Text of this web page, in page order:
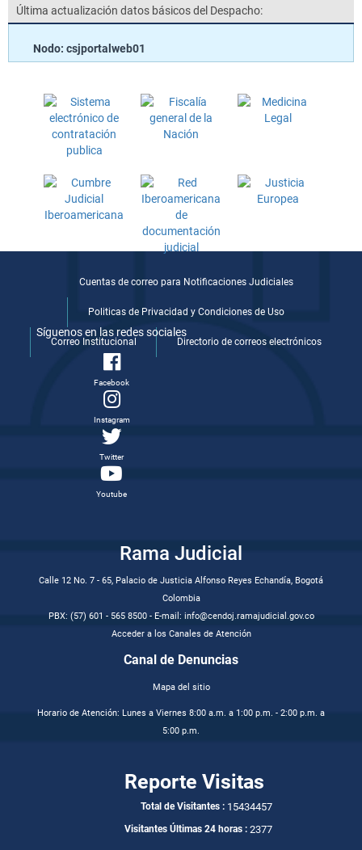
Última actualización datos básicos del Despacho:
Nodo: csjportalweb01
Cuentas de correo para Notificaciones Judiciales
Politicas de Privacidad y Condiciones de Uso
Correo Institucional Directorio de correos electrónicos
Síguenos en las redes sociales
Facebook
Instagram
Twitter
Youtube
Rama Judicial
Calle 12 No. 7 - 65, Palacio de Justicia Alfonso Reyes Echandía, Bogotá
Colombia
PBX: (57) 601 - 565 8500 - E-mail: info@cendoj.ramajudicial.gov.co
Acceder a los Canales de Atención
Canal de Denuncias
Mapa del sitio
Horario de Atención: Lunes a Viernes 8:00 a.m. a 1:00 p.m. - 2:00 p.m. a
5:00 p.m.
Reporte Visitas
Total de Visitantes : 15434457
Visitantes Últimas 24 horas : 2377